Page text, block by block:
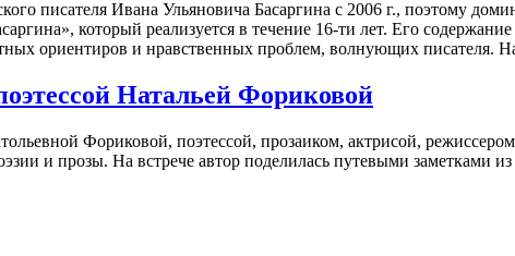
писателя Ивана Ульяновича Басаргина с 2006 г., поэтому
который реализуется в течение 16-ти лет. Его
ориентиров и нравственных проблем, волнующих писателя.
Натальей Фориковой
Фориковой, поэтессой, прозаиком, актрисой,
и прозы. На встрече автор поделилась путевыми заметками